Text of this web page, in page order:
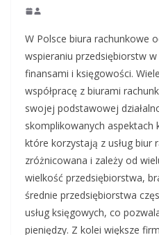
W Polsce biura rachunkowe
wspieraniu przedsiębiorstw
finansami i księgowości.
współpracę z biurami
swojej podstawowej
skomplikowanych aspektach
które korzystają z usług biur
zróżnicowana i zależy od
wielkość przedsiębiorstwa,
średnie przedsiębiorstwa
usług księgowych, co
pieniędzy. Z kolei większe